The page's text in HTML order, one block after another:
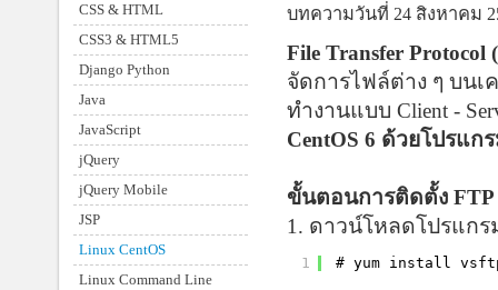
CSS & HTML
CSS3 & HTML5
Django Python
Java
JavaScript
jQuery
jQuery Mobile
JSP
Linux CentOS
Linux Command Line
บทความวันที่ 24 สิงหาคม
File Transfer Protocol
จัดการไฟล์ต่าง ๆ บนเ
ทำงานแบบ Client -
CentOS 6 ด้วยโปรแก
ขั้นตอนการติดตั้ง FTP
1. ดาวน์โหลดโปรแกร
1 # yum install